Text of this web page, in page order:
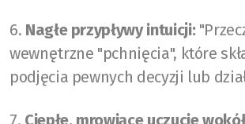
6. Nagłe przypływy intuicji:
wewnętrzne "pchnięcia", które
podjęcia pewnych decyzji lub